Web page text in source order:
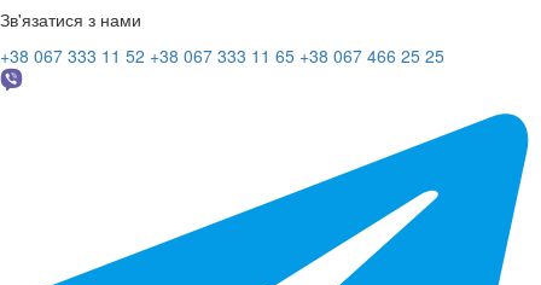
Зв'язатися з нами
+38 067 333 11 52 +38 067 333 11 65 +38 067 466 25 25